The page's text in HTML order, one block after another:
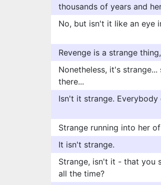
thousands of years and
No, but isn't it like an eye
Revenge is a strange
Nonetheless, it's
there...
Isn't it strange.
Strange running into her
It isn't strange.
Strange, isn't it - that you
all the time?